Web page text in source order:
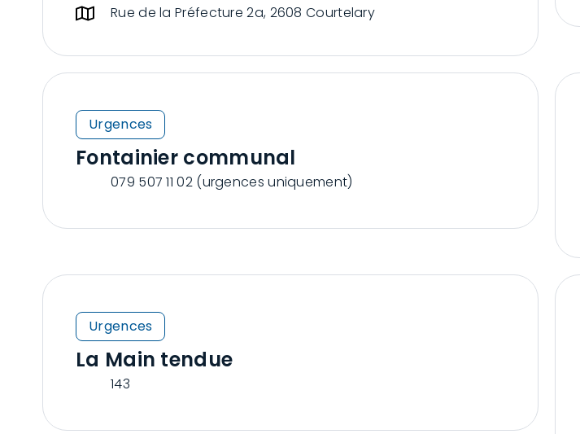
Rue de la Préfecture 2a, 2608 Courtelary
Urgences
Fontainier communal
079 507 11 02 (urgences uniquement)
Urgences
La Main tendue
143